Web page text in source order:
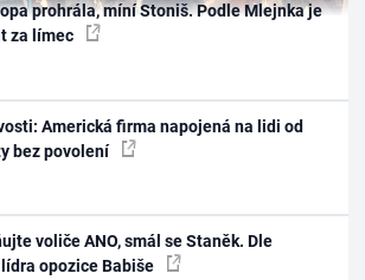
prohrála, míní Stoniš. Podle Mlejnka je
za límec
Americká firma napojená na lidi od
bez povolení
voliče ANO, smál se Staněk. Dle
opozice Babiše